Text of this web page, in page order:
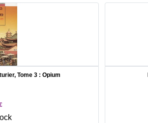
Tome 3 : Opium